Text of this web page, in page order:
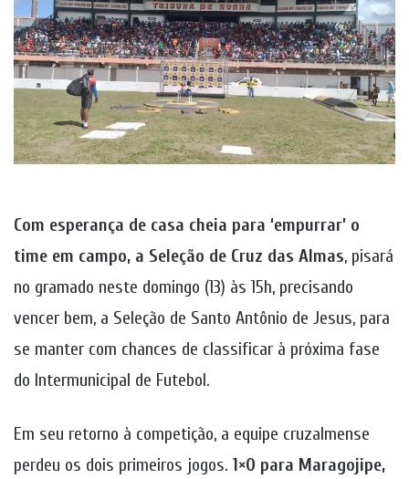
Com esperança de casa cheia para ‘empurrar’ o
time em campo, a Seleção de Cruz das Almas, pisará
no gramado neste domingo (13) às 15h, precisando
vencer bem, a Seleção de Santo Antônio de Jesus, para
se manter com chances de classificar à próxima fase
do Intermunicipal de Futebol.
Em seu retorno à competição, a equipe cruzalmense
perdeu os dois primeiros jogos. 1×0 para Maragojipe,